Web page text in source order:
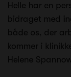
Helle har en
bidraget med
både os, der
kommer i
Helene